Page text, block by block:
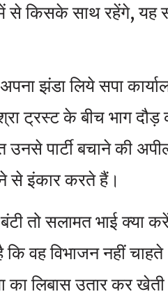
से किसके साथ रहेंगे, यह
झंडा लिये सपा
ट्रस्ट के बीच भाग
उनसे पार्टी बचाने की
से इंकार करते हैं।
बंटी तो सलामत भाई क्या
वह विभाजन नहीं
लिबास उतार कर खेती